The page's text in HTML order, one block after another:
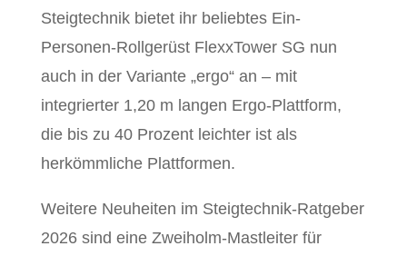
Steigtechnik bietet ihr beliebtes Ein-
Personen-Rollgerüst FlexxTower SG nun
auch in der Variante „ergo“ an – mit
integrierter 1,20 m langen Ergo-Plattform,
die bis zu 40 Prozent leichter ist als
herkömmliche Plattformen.
Weitere Neuheiten im Steigtechnik-Ratgeber
2026 sind eine Zweiholm-Mastleiter für